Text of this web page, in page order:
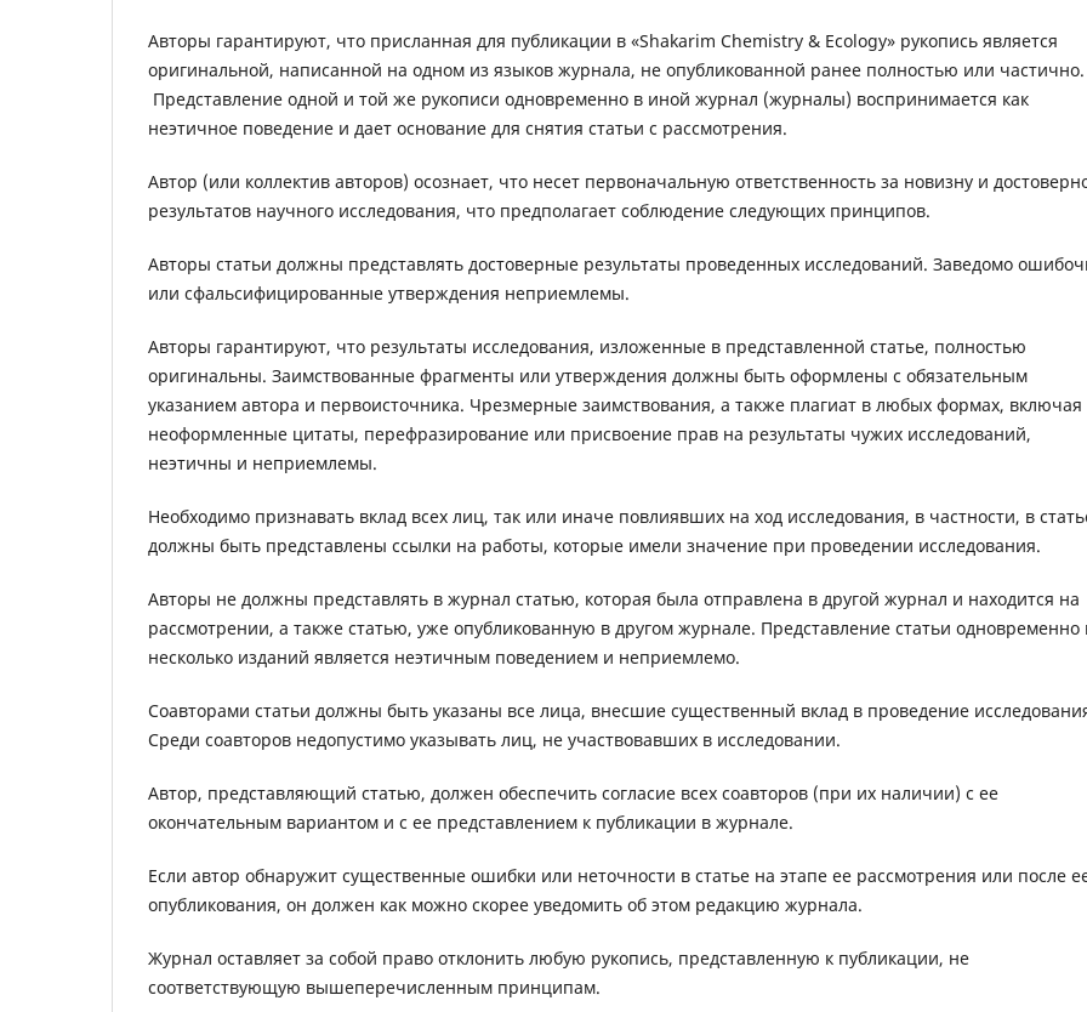
Авторы гарантируют, что присланная для публикации в «Shakarim Chemistry & Ecology» рукопись является
оригинальной, написанной на одном из языков журнала, не опубликованной ранее полностью или частично.
Представление одной и той же рукописи одновременно в иной журнал (журналы) воспринимается как
неэтичное поведение и дает основание для снятия статьи с рассмотрения.
Автор (или коллектив авторов) осознает, что несет первоначальную ответственность за новизну и
результатов научного исследования, что предполагает соблюдение следующих принципов.
Авторы статьи должны представлять достоверные результаты проведенных исследований. Заведомо
или сфальсифицированные утверждения неприемлемы.
Авторы гарантируют, что результаты исследования, изложенные в представленной статье, полностью
оригинальны. Заимствованные фрагменты или утверждения должны быть оформлены с обязательным
указанием автора и первоисточника. Чрезмерные заимствования, а также плагиат в любых формах, включая
неоформленные цитаты, перефразирование или присвоение прав на результаты чужих исследований,
неэтичны и неприемлемы.
Необходимо признавать вклад всех лиц, так или иначе повлиявших на ход исследования, в частности, в
должны быть представлены ссылки на работы, которые имели значение при проведении исследования.
Авторы не должны представлять в журнал статью, которая была отправлена в другой журнал и находится на
рассмотрении, а также статью, уже опубликованную в другом журнале. Представление статьи одновременно
несколько изданий является неэтичным поведением и неприемлемо.
Соавторами статьи должны быть указаны все лица, внесшие существенный вклад в проведение
Среди соавторов недопустимо указывать лиц, не участвовавших в исследовании.
Автор, представляющий статью, должен обеспечить согласие всех соавторов (при их наличии) с ее
окончательным вариантом и с ее представлением к публикации в журнале.
Если автор обнаружит существенные ошибки или неточности в статье на этапе ее рассмотрения или после
опубликования, он должен как можно скорее уведомить об этом редакцию журнала.
Журнал оставляет за собой право отклонить любую рукопись, представленную к публикации, не
соответствующую вышеперечисленным принципам.